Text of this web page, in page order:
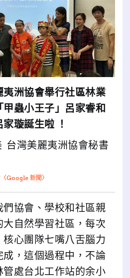
洲協會舉行社區林業
蟲小王子」呂家睿和
家璇誕生啦 ！
台灣美麗夷洲協會秘書
Google 新聞〉
們協會、學校和社區親
自然學習社區，每次
心團隊七嘴八舌腦力
，這個過程中，不論
處台北工作站的余小